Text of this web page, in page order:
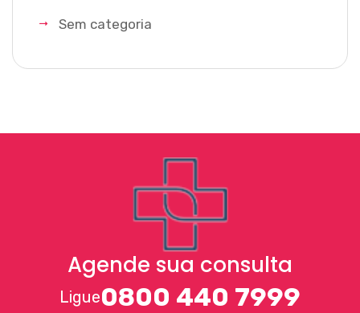
Sem categoria
Agende sua consulta
Ligue0800 440 7999